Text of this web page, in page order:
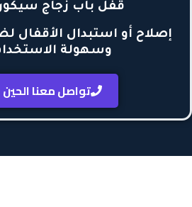
قفل باب زجاج
إصلاح أو استبدال الأقفال
وسهولة
تواصل معنا الحين